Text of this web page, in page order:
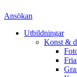
Ansökan
Utbildningar
Konst &